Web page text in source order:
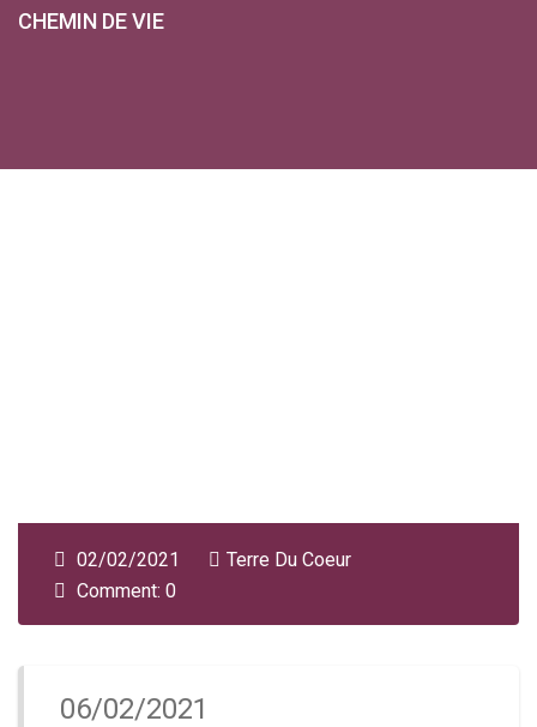
CHEMIN DE VIE
02/02/2021
Terre Du Coeur
Comment: 0
06/02/2021